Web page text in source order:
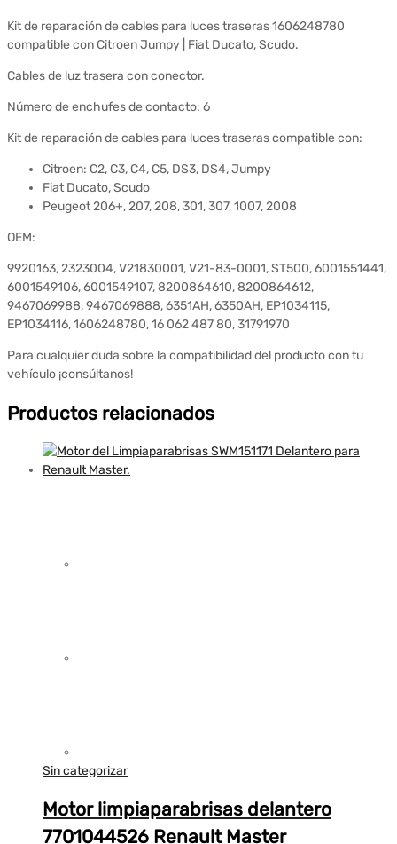
Kit de reparación de cables para luces traseras 1606248780
compatible con Citroen Jumpy | Fiat Ducato, Scudo.
Cables de luz trasera con conector.
Número de enchufes de contacto: 6
Kit de reparación de cables para luces traseras compatible con:
Citroen: C2, C3, C4, C5, DS3, DS4, Jumpy
Fiat Ducato, Scudo
Peugeot 206+, 207, 208, 301, 307, 1007, 2008
OEM:
9920163, 2323004, V21830001, V21-83-0001, ST500, 6001551441,
6001549106, 6001549107, 8200864610, 8200864612,
9467069988, 9467069888, 6351AH, 6350AH, EP1034115,
EP1034116, 1606248780, 16 062 487 80, 31791970
Para cualquier duda sobre la compatibilidad del producto con tu
vehículo ¡consúltanos!
Productos relacionados
Sin categorizar
Motor limpiaparabrisas delantero
7701044526 Renault Master